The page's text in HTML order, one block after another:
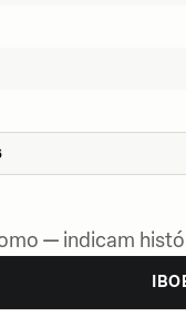
— indicam